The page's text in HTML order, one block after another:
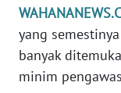
yang
banyak
minim
EDITORIAL
Informasi
INDEKS